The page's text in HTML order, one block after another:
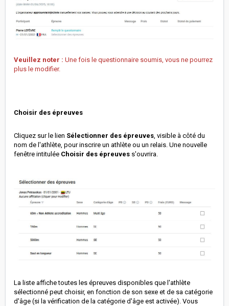
Veuillez noter : Une fois le questionnaire soumis, vous ne pourrez
plus le modifier.
Choisir des épreuves
Cliquez sur le lien Sélectionner des épreuves, visible à côté du
nom de l'athlète, pour inscrire un athlète ou un relais. Une nouvelle
fenêtre intitulée Choisir des épreuves s'ouvrira.
La liste affiche toutes les épreuves disponibles que l'athlète
sélectionné peut choisir, en fonction de son sexe et de sa catégorie
d'âge (si la vérification de la catégorie d'âge est activée). Vous